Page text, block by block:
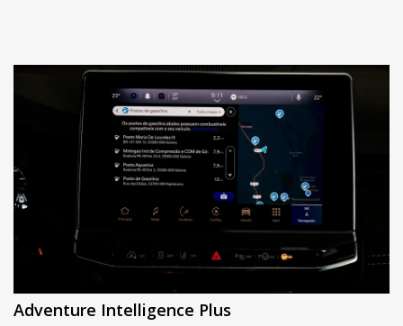
Adventure Intelligence Plus